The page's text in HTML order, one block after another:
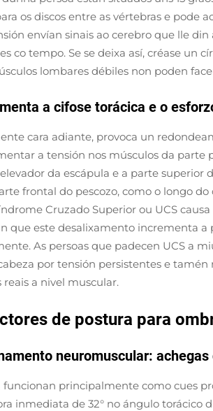
os discos entre as vértebras e pode
envían sinais ao cerebro que lle
co tempo. Se se deixa así, créase un
lombares débiles non poden
a cifose torácica e o
cara adiante, provoca un
a tensión nos músculos da parte
da escápula e a parte
frontal do pescozo, como o longo
Cruzado Superior ou UCS
que este desalixamento incrementa a
As persoas que padecen UCS a
por tensión persistentes e
a nivel muscular.
de postura para
neuromuscular: achegas
funcionan principalmente como cues
inmediata de 32° no ángulo